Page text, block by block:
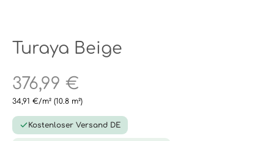
Turaya Beige
376,99 €
34,91 €/m² (10.8 m²)
Kostenloser Versand DE